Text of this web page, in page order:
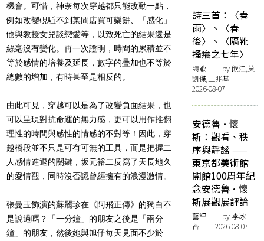
機會。可惜，神奈每次穿越都只能改動一點，
例如改變硯駈不到某間店買可樂餅、「感化」
他與教授女兒談戀愛等，以致死亡的結果還是
絲毫沒有變化。再一次證明，時間的累積並不
等於感情的培養及延長，數字的疊加也不等於
總數的增加，有時甚至是相反的。
由此可見，穿越可以是為了改變負面結果，也
可以呈現對抗命運的無力感，更可以用作推翻
理性的時間與感性的情感的不對等！因此，穿
越橋段並不只是可有可無的工具，而是把握二
人感情進退的關鍵，坂元裕二反寫了天長地久
的愛情觀，同時沒否認曾經擁有的浪漫激情。
張曼玉飾演的蘇麗珍在《阿飛正傳》的獨白不
是說過嗎？「一分鐘」的朋友之後是「兩分
鐘」的朋友，然後她與旭仔每天見面不少於
詩三首：〈春
雨〉、〈春
後〉、〈隔靴
搔癢之七年〉
詩歌 | by 飲江,莫
凱傑,王兆基 |
2026-08-07
安德魯·懷
斯：觀看、秩
序與靜謐 ——
東京都美術館
開館100周年紀
念安德魯·懷
斯展觀展評論
藝評 | by 李冰
苔 | 2026-08-07